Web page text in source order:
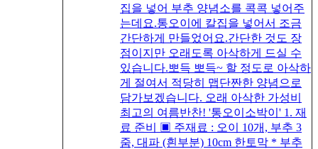
집을 넣어 부추 양념소를 콕콕 넣어주
는데요.통오이에 칼집을 넣어서 조금
간단하게 만들었어요.간단한 것도 장
점이지만 오래도록 아삭하게 드실 수
있습니다.뽀득 뽀득~ 할 정도로 아삭하
게 절여서 적당히 맵단짠한 양념으로
담가보겠습니다. 오래 아삭한 가성비
최고의 여름반찬! '통오이소박이' 1. 재
료 준비 ▣ 주재료 : 오이 10개, 부추 3
줌, 대파 (흰부분) 10cm 한토막 * 부추